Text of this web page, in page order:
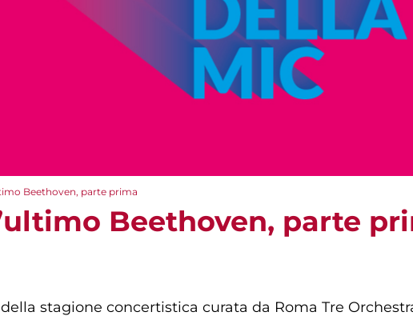
Beethoven, parte prima
Beethoven, parte
stagione concertistica curata da Roma Tre